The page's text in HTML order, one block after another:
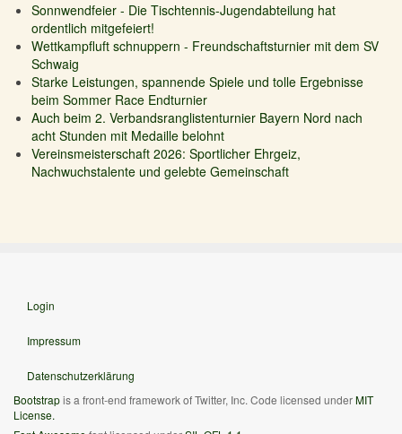
Sonnwendfeier - Die Tischtennis-Jugendabteilung hat
ordentlich mitgefeiert!
Wettkampfluft schnuppern - Freundschaftsturnier mit dem SV
Schwaig
Starke Leistungen, spannende Spiele und tolle Ergebnisse
beim Sommer Race Endturnier
Auch beim 2. Verbandsranglistenturnier Bayern Nord nach
acht Stunden mit Medaille belohnt
Vereinsmeisterschaft 2026: Sportlicher Ehrgeiz,
Nachwuchstalente und gelebte Gemeinschaft
Login
Impressum
Datenschutzerklärung
Bootstrapis a front-end framework of Twitter, Inc. Code licensed underMIT
License.